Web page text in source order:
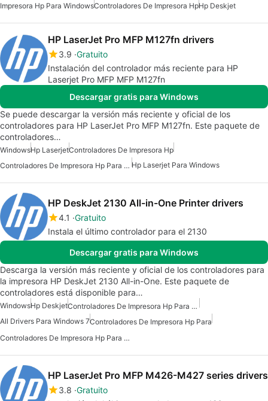
Impresora Hp Para WindowsControladores De Impresora HpHp Deskjet
HP LaserJet Pro MFP M127fn drivers
3.9 Gratuito
Instalación del controlador más reciente para HP
Laserjet Pro MFP MFP M127fn
Descargar gratis para Windows
Se puede descargar la versión más reciente y oficial de los
controladores para HP LaserJet Pro MFP M127fn. Este paquete de
controladores…
WindowsHp LaserjetControladores De Impresora Hp
Controladores De Impresora Hp Para Windows Hp Laserjet Para Windows
HP DeskJet 2130 All-in-One Printer drivers
4.1 Gratuito
Instala el último controlador para el 2130
Descargar gratis para Windows
Descarga la versión más reciente y oficial de los controladores para
la impresora HP DeskJet 2130 All-in-One. Este paquete de
controladores está disponible para…
WindowsHp Deskjet
Controladores De Impresora Hp Para Windows
All Drivers Para Windows 7Controladores De Impresora Hp Para
Controladores De Impresora Hp Para Windows 10
HP LaserJet Pro MFP M426-M427 series drivers
3.8 Gratuito